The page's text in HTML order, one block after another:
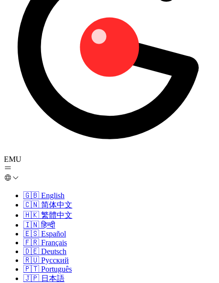
EMU
🇬🇧 English
🇨🇳 简体中文
🇭🇰 繁體中文
🇮🇳 हिन्दी
🇪🇸 Español
🇫🇷 Français
🇩🇪 Deutsch
🇷🇺 Русский
🇵🇹 Português
🇯🇵 日本語